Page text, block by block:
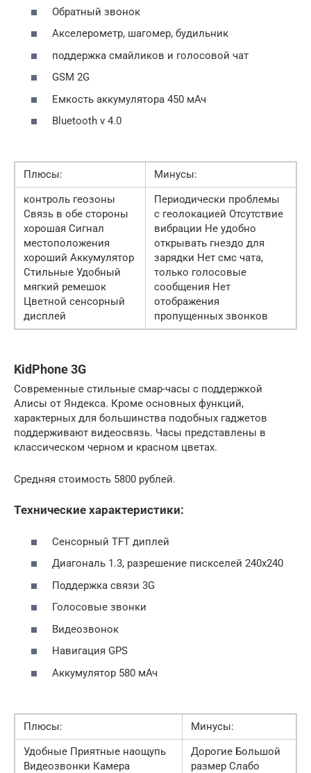
Обратный звонок
Акселерометр, шагомер, будильник
поддержка смайликов и голосовой чат
GSM 2G
Емкость аккумулятора 450 мАч
Bluetooth v 4.0
Плюсы:
Минусы:
контроль геозоны
Связь в обе стороны
хорошая Сигнал
местоположения
хороший Аккумулятор
Стильные Удобный
мягкий ремешок
Цветной сенсорный
дисплей
Периодически проблемы
с геолокацией Отсутствие
вибрации Не удобно
открывать гнездо для
зарядки Нет смс чата,
только голосовые
сообщения Нет
отображения
пропущенных звонков
KidPhone 3G
Современные стильные смар-часы с поддержкой
Алисы от Яндекса. Кроме основных функций,
характерных для большинства подобных гаджетов
поддерживают видеосвязь. Часы представлены в
классическом черном и красном цветах.
Средняя стоимость 5800 рублей.
Технические характеристики:
Сенсорный TFT диплей
Диагональ 1.3, разрешение пискселей 240х240
Поддержка связи 3G
Голосовые звонки
Видеозвонок
Навигация GPS
Аккумулятор 580 мАч
Плюсы:
Минусы:
Удобные Приятные наощупь
Видеозвонки Камера
Дорогие Большой
размер Слабо